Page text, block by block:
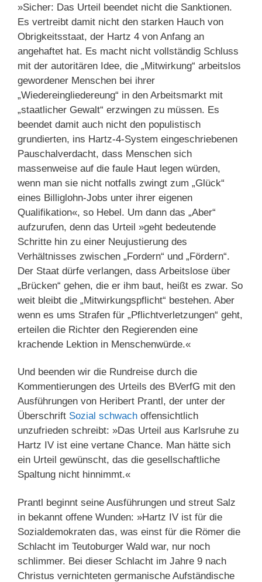
»Sicher: Das Urteil beendet nicht die Sanktionen.
Es vertreibt damit nicht den starken Hauch von
Obrigkeitsstaat, der Hartz 4 von Anfang an
angehaftet hat. Es macht nicht vollständig Schluss
mit der autoritären Idee, die „Mitwirkung“ arbeitslos
gewordener Menschen bei ihrer
„Wiedereingliedereung“ in den Arbeitsmarkt mit
„staatlicher Gewalt“ erzwingen zu müssen. Es
beendet damit auch nicht den populistisch
grundierten, ins Hartz-4-System eingeschriebenen
Pauschalverdacht, dass Menschen sich
massenweise auf die faule Haut legen würden,
wenn man sie nicht notfalls zwingt zum „Glück“
eines Billiglohn-Jobs unter ihrer eigenen
Qualifikation«, so Hebel. Um dann das „Aber“
aufzurufen, denn das Urteil »geht bedeutende
Schritte hin zu einer Neujustierung des
Verhältnisses zwischen „Fordern“ und „Fördern“.
Der Staat dürfe verlangen, dass Arbeitslose über
„Brücken“ gehen, die er ihm baut, heißt es zwar. So
weit bleibt die „Mitwirkungspflicht“ bestehen. Aber
wenn es ums Strafen für „Pflichtverletzungen“ geht,
erteilen die Richter den Regierenden eine
krachende Lektion in Menschenwürde.«
Und beenden wir die Rundreise durch die
Kommentierungen des Urteils des BVerfG mit den
Ausführungen von Heribert Prantl, der unter der
Überschrift Sozial schwach offensichtlich
unzufrieden schreibt: »Das Urteil aus Karlsruhe zu
Hartz IV ist eine vertane Chance. Man hätte sich
ein Urteil gewünscht, das die gesellschaftliche
Spaltung nicht hinnimmt.«
Prantl beginnt seine Ausführungen und streut Salz
in bekannt offene Wunden: »Hartz IV ist für die
Sozialdemokraten das, was einst für die Römer die
Schlacht im Teutoburger Wald war, nur noch
schlimmer. Bei dieser Schlacht im Jahre 9 nach
Christus vernichteten germanische Aufständische